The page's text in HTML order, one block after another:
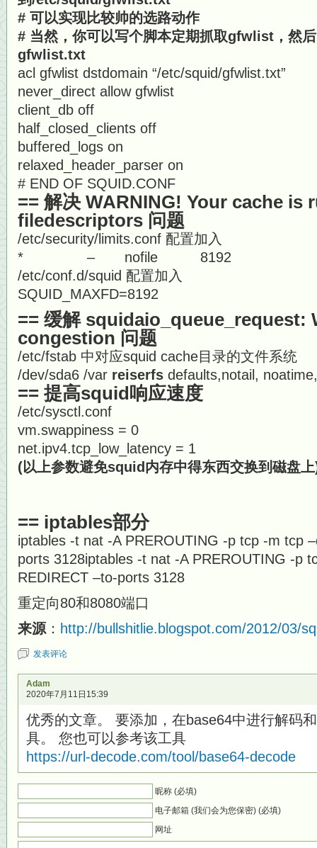
# 可以实现比较帅的选路动作
# 当然，你可以写个脚本定期抓取gfwlist，然
gfwlist.txt
acl gfwlist dstdomain “/etc/squid/gfwlist.txt”
never_direct allow gfwlist
client_db off
half_closed_clients off
buffered_logs on
relaxed_header_parser on
# END OF SQUID.CONF
== 解决 WARNING! Your cache is
filedescriptors 问题
/etc/security/limits.conf 配置加入
* – nofile 8192
/etc/conf.d/squid 配置加入
SQUID_MAXFD=8192
== 缓解 squidaio_queue_request:
congestion 问题
/etc/fstab 中对应squid cache目录的文件系统
/dev/sda6 /var reiserfs defaults,notail,
== 提高squid响应速度
/etc/sysctl.conf
vm.swappiness = 0
net.ipv4.tcp_low_latency = 1
(以上参数避免squid内存中得东西交换到磁盘
== iptables部分
iptables -t nat -A PREROUTING -p tcp -m tcp
ports 3128iptables -t nat -A PREROUTING -p
REDIRECT –to-ports 3128
重定向80和8080端口
来源 ： http://bullshitlie.blogspot.com/2012/03/
发表评论
Adam
2020年7月11日15:39
优秀的文章。 要添加，在base64中进行解码
具。 您也可以参考该工具
https://url-decode.com/tool/base64-decode
昵称 (必填)
电子邮箱 (我们会为您保密) (必填)
网址